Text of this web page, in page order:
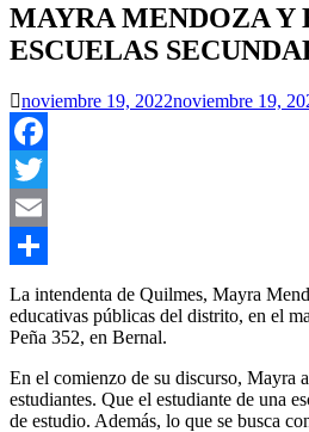
MAYRA MENDOZA Y
ESCUELAS
noviembre 19, 2022noviembre 19,
Facebook
Twitter
Email
Compartir
La intendenta de Quilmes, Mayra
educativas públicas del distrito, en el
Peña 352, en Bernal.
En el comienzo de su discurso, Mayra
estudiantes. Que el estudiante de una
de estudio. Además, lo que se busca